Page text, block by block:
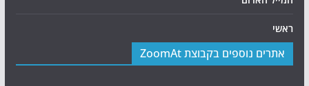
ראשי
אתרים נוספים בקבוצת ZoomAt